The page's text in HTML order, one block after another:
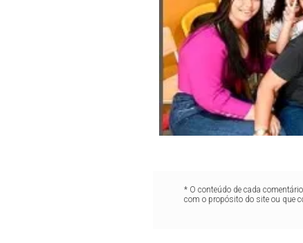
* O conteúdo de cada
com o propósito do site ou que